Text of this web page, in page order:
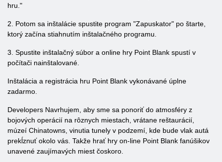
hru."
2. Potom sa inštalácie spustite program "Zapuskator" po štarte,
ktorý začína stiahnutím inštalačného programu.
3. Spustite inštalačný súbor a online hry Point Blank spustí v
počítači nainštalované.
Inštalácia a registrácia hru Point Blank vykonávané úplne
zadarmo.
Developers Navrhujem, aby sme sa ponoriť do atmosféry z
bojových operácií na rôznych miestach, vrátane reštaurácií,
múzeí Chinatowns, vinutia tunely v podzemí, kde bude vlak autá
prekĺznuť okolo vás. Takže hrať hry on-line Point Blank fanúšikov
unavené zaujímavých miest čoskoro.